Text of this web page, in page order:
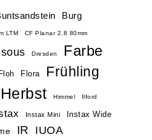
Burg
LTM CF Planar 2.8 80mm
Dresden Farbe
Floh Flora Frühling
Herbst Himmel Ilford
Instax Mini
Instax Wide
IR
IUOA